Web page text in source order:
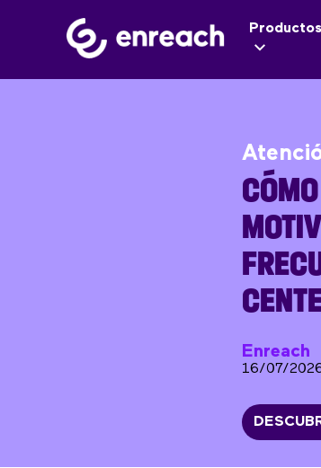
Productos
Enreach
16/07/